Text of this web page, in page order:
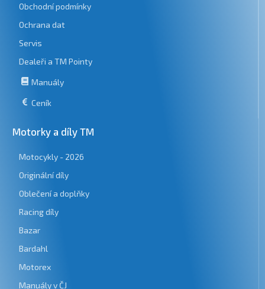
Obchodní podmínky
Ochrana dat
Servis
Dealeři a TM Pointy
Manuály
Ceník
Motorky a díly TM
Motocykly - 2026
Originální díly
Oblečení a doplňky
Racing díly
Bazar
Bardahl
Motorex
Manuály v ČJ